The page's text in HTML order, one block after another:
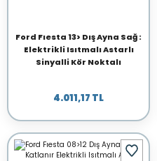
Ford Fıesta 13> Dış Ayna Sağ :
Elektrikli Isıtmalı Astarlı
Sinyalli Kör Noktalı
4.011,17 TL